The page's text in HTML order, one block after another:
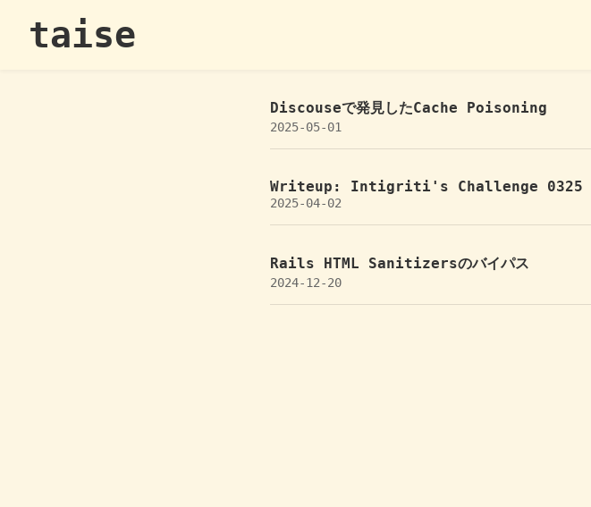
taise
Discouseで発見したCache Poisoning
2025-05-01
Writeup: Intigriti's Challenge 0325
2025-04-02
Rails HTML Sanitizersのバイパス
2024-12-20